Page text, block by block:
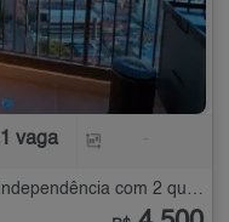
1 vaga